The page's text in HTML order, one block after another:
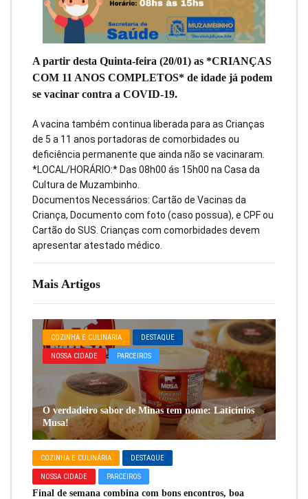
Mais Artigos
COZINHA E CULINÁRIA DESTAQUE
NOSSA CIDADE PARCEIROS
O verdadeiro sabor de Minas tem nome: Laticínios
Musa!
COZINHA E CULINÁRIA DESTAQUE
NOSSA CIDADE PARCEIROS
Final de semana combina com bons encontros, boa
A partir desta Quinta-feira (20/01) as *CRIANÇAS
COM 11 ANOS COMPLETOS* de idade já podem
se vacinar contra a COVID-19.
A vacina também continua liberada para as Crianças
de 5 a 11 anos portadoras de comorbidades ou
deficiência permanente que ainda não se vacinaram.
*LOCAL/HORÁRIO:* Das 08h00 ás 15h00 na Casa da
Cultura de Muzambinho.
Documentos Necessários: Cartão de Vacinas da
Criança, Documento com foto (caso possua), e CPF ou
Cartão do SUS. Crianças com comorbidades devem
apresentar atestado médico.